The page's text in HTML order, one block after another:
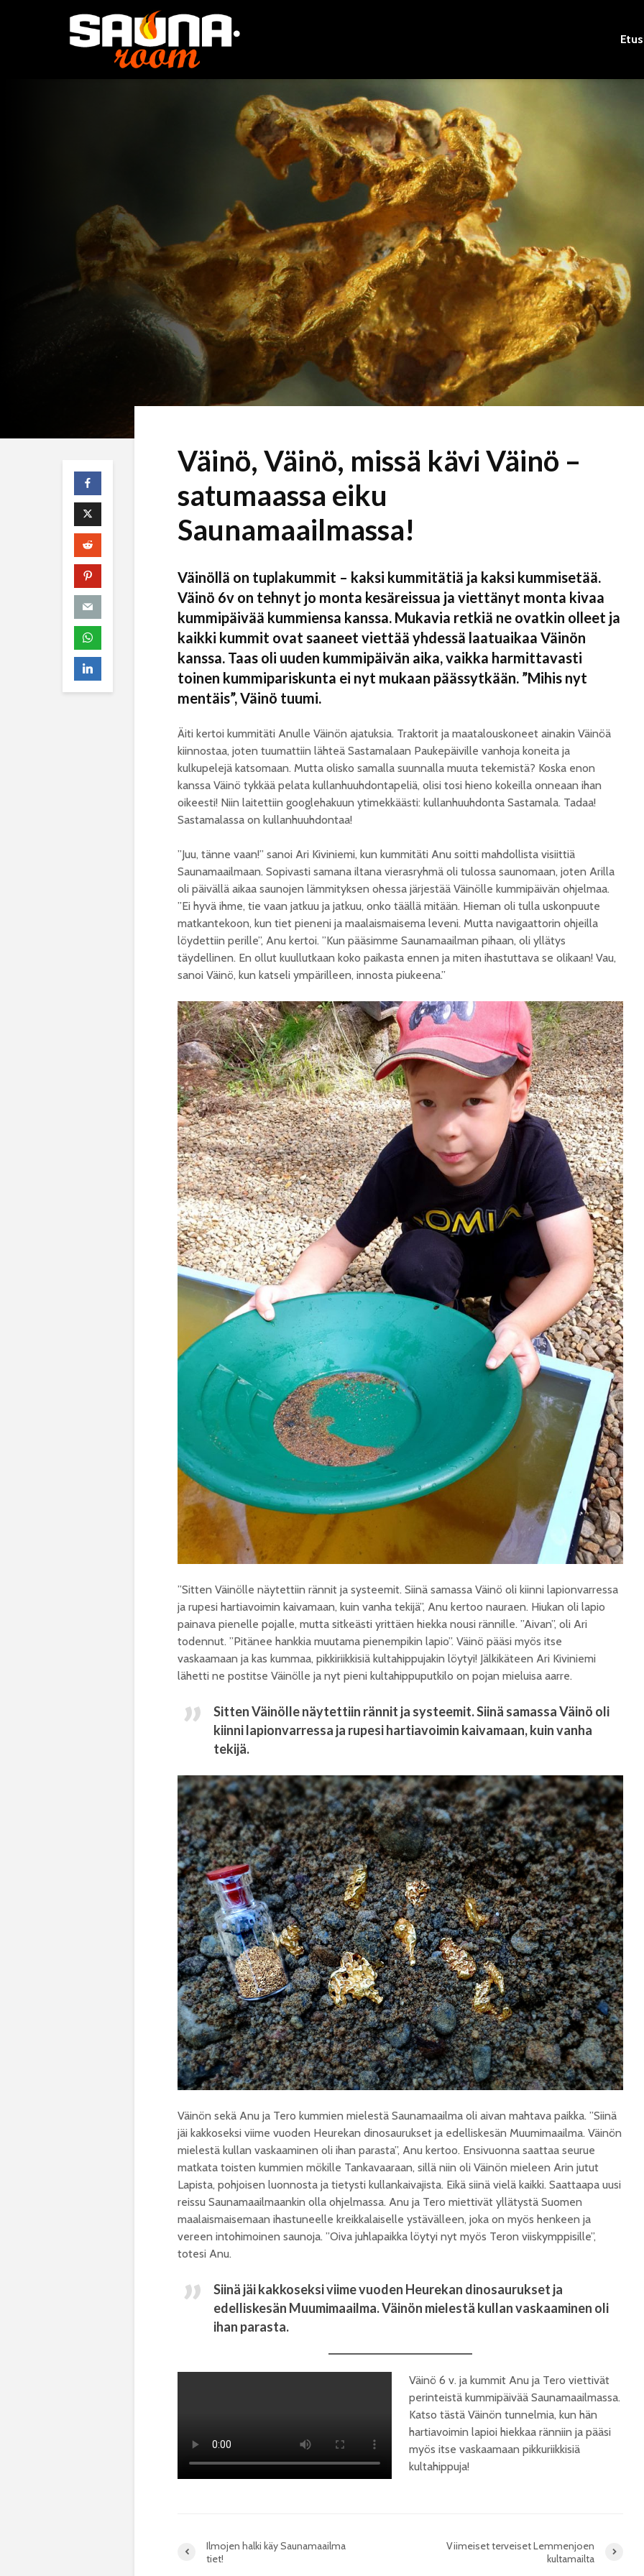
Väinö, Väinö, missä kävi Väinö –
satumaassa eiku
Saunamaailmassa!
Väinöllä on tuplakummit – kaksi kummitätiä ja kaksi kummisetää.
Väinö 6v on tehnyt jo monta kesäreissua ja viettänyt monta kivaa
kummipäivää kummiensa kanssa. Mukavia retkiä ne ovatkin olleet ja
kaikki kummit ovat saaneet viettää yhdessä laatuaikaa Väinön
kanssa. Taas oli uuden kummipäivän aika, vaikka harmittavasti
toinen kummipariskunta ei nyt mukaan päässytkään. ”Mihis nyt
mentäis”, Väinö tuumi.
Äiti kertoi kummitäti Anulle Väinön ajatuksia. Traktorit ja maatalouskoneet ainakin Väinöä
kiinnostaa, joten tuumattiin lähteä Sastamalaan Paukepäiville vanhoja koneita ja
kulkupelejä katsomaan. Mutta olisko samalla suunnalla muuta tekemistä? Koska enon
kanssa Väinö tykkää pelata kullanhuuhdontapeliä, olisi tosi hieno kokeilla onneaan ihan
oikeesti! Niin laitettiin googlehakuun ytimekkäästi: kullanhuuhdonta Sastamala. Tadaa!
Sastamalassa on kullanhuuhdontaa!
”Juu, tänne vaan!” sanoi Ari Kiviniemi, kun kummitäti Anu soitti mahdollista visiittiä
Saunamaailmaan. Sopivasti samana iltana vierasryhmä oli tulossa saunomaan, joten Arilla
oli päivällä aikaa saunojen lämmityksen ohessa järjestää Väinölle kummipäivän ohjelmaa.
”Ei hyvä ihme, tie vaan jatkuu ja jatkuu, onko täällä mitään. Hieman oli tulla uskonpuute
matkantekoon, kun tiet pieneni ja maalaismaisema leveni. Mutta navigaattorin ohjeilla
löydettiin perille”, Anu kertoi. ”Kun pääsimme Saunamaailman pihaan, oli yllätys
täydellinen. En ollut kuullutkaan koko paikasta ennen ja miten ihastuttava se olikaan! Vau,
sanoi Väinö, kun katseli ympärilleen, innosta piukeena.”
”Sitten Väinölle näytettiin rännit ja systeemit. Siinä samassa Väinö oli kiinni lapionvarressa
ja rupesi hartiavoimin kaivamaan, kuin vanha tekijä”, Anu kertoo nauraen. Hiukan oli lapio
painava pienelle pojalle, mutta sitkeästi yrittäen hiekka nousi rännille. ”Aivan”, oli Ari
todennut. ”Pitänee hankkia muutama pienempikin lapio”. Väinö pääsi myös itse
vaskaamaan ja kas kummaa, pikkiriikkisiä kultahippujakin löytyi! Jälkikäteen Ari Kiviniemi
lähetti ne postitse Väinölle ja nyt pieni kultahippuputkilo on pojan mieluisa aarre.
Sitten Väinölle näytettiin rännit ja systeemit. Siinä samassa Väinö oli
kiinni lapionvarressa ja rupesi hartiavoimin kaivamaan, kuin vanha
tekijä.
Väinön sekä Anu ja Tero kummien mielestä Saunamaailma oli aivan mahtava paikka. ”Siinä
jäi kakkoseksi viime vuoden Heurekan dinosaurukset ja edelliskesän Muumimaailma. Väinön
mielestä kullan vaskaaminen oli ihan parasta”, Anu kertoo. Ensivuonna saattaa seurue
matkata toisten kummien mökille Tankavaaraan, sillä niin oli Väinön mieleen Arin jutut
Lapista, pohjoisen luonnosta ja tietysti kullankaivajista. Eikä siinä vielä kaikki. Saattaapa uusi
reissu Saunamaailmaankin olla ohjelmassa. Anu ja Tero miettivät yllätystä Suomen
maalaismaisemaan ihastuneelle kreikkalaiselle ystävälleen, joka on myös henkeen ja
vereen intohimoinen saunoja. ”Oiva juhlapaikka löytyi nyt myös Teron viiskymppisille”,
totesi Anu.
Siinä jäi kakkoseksi viime vuoden Heurekan dinosaurukset ja
edelliskesän Muumimaailma. Väinön mielestä kullan vaskaaminen oli
ihan parasta.
Väinö 6 v. ja kummit Anu ja Tero viettivät
perinteistä kummipäivää Saunamaailmassa.
Katso tästä Väinön tunnelmia, kun hän
hartiavoimin lapioi hiekkaa ränniin ja pääsi
myös itse vaskaamaan pikkuriikkisiä
kultahippuja!
Ilmojen halki käy Saunamaailma
tiet!
Viimeiset terveiset Lemmenjoen
kultamailta
Saunominen tekee
tutkitusti hyvää
Ei ihan tavallinen
saunareissu